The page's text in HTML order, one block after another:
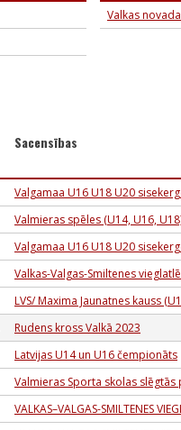
Valkas
Sacensības
Valgamaa U16 U18 U20
Valmieras spēles (U14, U16,
Valgamaa U16 U18 U20
Valkas-Valgas-Smiltenes
LVS/ Maxima Jaunatnes kauss
Rudens kross Valkā 2023
Latvijas U14 un U16 čempionāts
Valmieras Sporta skolas
VALKAS–VALGAS-SMILTENES